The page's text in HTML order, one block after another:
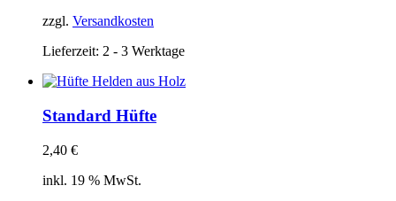
zzgl. Versandkosten
Lieferzeit: 2 - 3 Werktage
Standard Hüfte
2,40 €
inkl. 19 % MwSt.